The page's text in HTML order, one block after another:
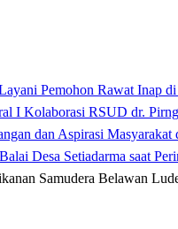
Pemohon Rawat Inap
I Kolaborasi RSUD dr.
dan Aspirasi
Desa Setiadarma saat